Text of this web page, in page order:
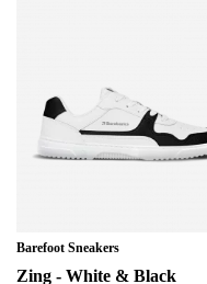
Barefoot Sneakers
Zing - White & Black